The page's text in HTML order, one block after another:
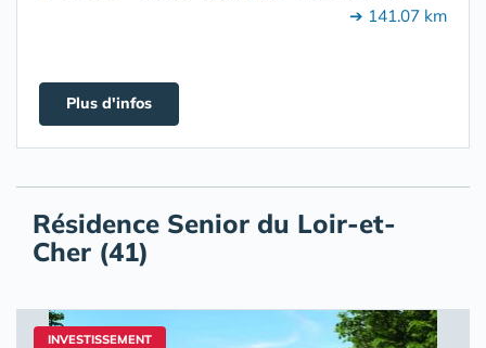
➔ 141.07 km
Plus d'infos
Résidence Senior du Loir-et-
Cher (41)
INVESTISSEMENT